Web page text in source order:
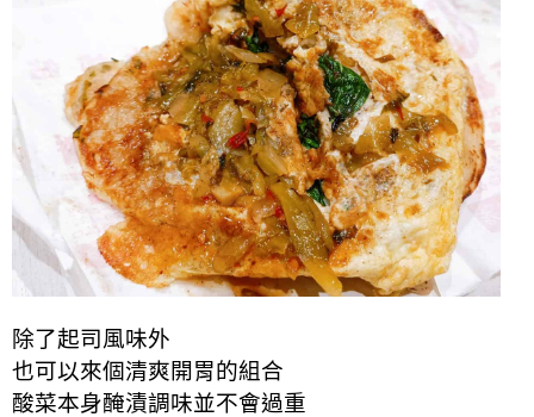
除了起司風味外
也可以來個清爽開胃的組合
酸菜本身醃漬調味並不會過重